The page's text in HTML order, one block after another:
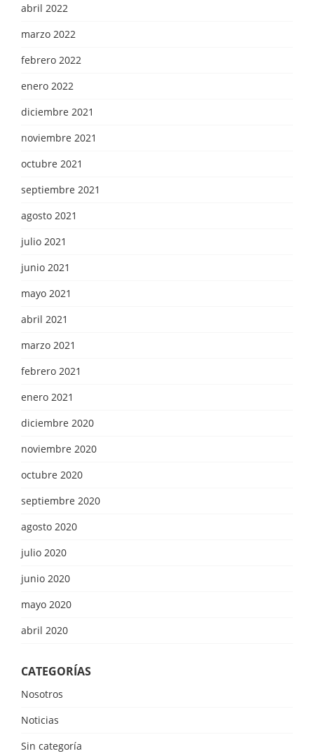
abril 2022
marzo 2022
febrero 2022
enero 2022
diciembre 2021
noviembre 2021
octubre 2021
septiembre 2021
agosto 2021
julio 2021
junio 2021
mayo 2021
abril 2021
marzo 2021
febrero 2021
enero 2021
diciembre 2020
noviembre 2020
octubre 2020
septiembre 2020
agosto 2020
julio 2020
junio 2020
mayo 2020
abril 2020
CATEGORÍAS
Nosotros
Noticias
Sin categoría